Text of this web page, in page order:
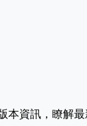
本資訊，瞭解